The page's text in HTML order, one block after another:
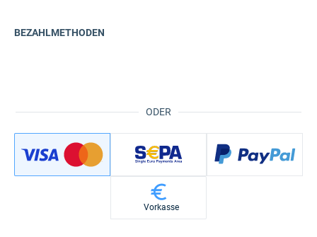
ODER
BEZAHLMETHODEN
Vorkasse